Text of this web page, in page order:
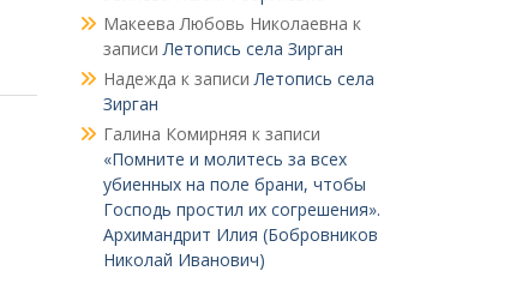
Макеева Любовь Николаевна к
записиЛетопись села Зирган
Надежда к записиЛетопись села
Зирган
Галина Комирняя к записи
«Помните и молитесь за всех
убиенных на поле брани, чтобы
Господь простил их согрешения».
Архимандрит Илия (Бобровников
Николай Иванович)